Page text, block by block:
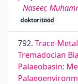
Naseer,
doktoritööd
792. Trace-
Tremadocian
Palaeobasin: